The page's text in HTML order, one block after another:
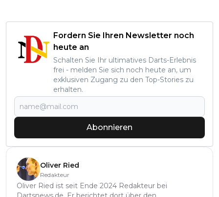
Fordern Sie Ihren Newsletter noch
heute an
Schalten Sie Ihr ultimatives Darts-Erlebnis
frei - melden Sie sich noch heute an, um
exklusiven Zugang zu den Top-Stories zu
erhalten.
Abonnieren
Oliver Ried
Redakteur
Oliver Ried ist seit Ende 2024 Redakteur bei